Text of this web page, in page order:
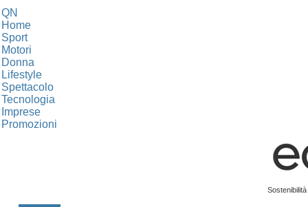
QN
Home
Sport
Motori
Donna
Lifestyle
Spettacolo
Tecnologia
Imprese
Promozioni